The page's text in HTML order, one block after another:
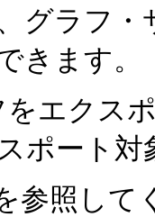
グラフ
きます。
をエクス
ポート
参照して